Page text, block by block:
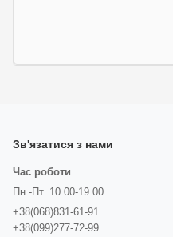
Зв'язатися з нами
Час роботи
Пн.-Пт. 10.00-19.00
+38(068)831-61-91
+38(099)277-72-99